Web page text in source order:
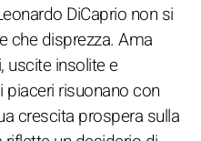
DiCaprio non si
che disprezza. Ama
uscite insolite e
piaceri risuonano con
crescita prospera sulla